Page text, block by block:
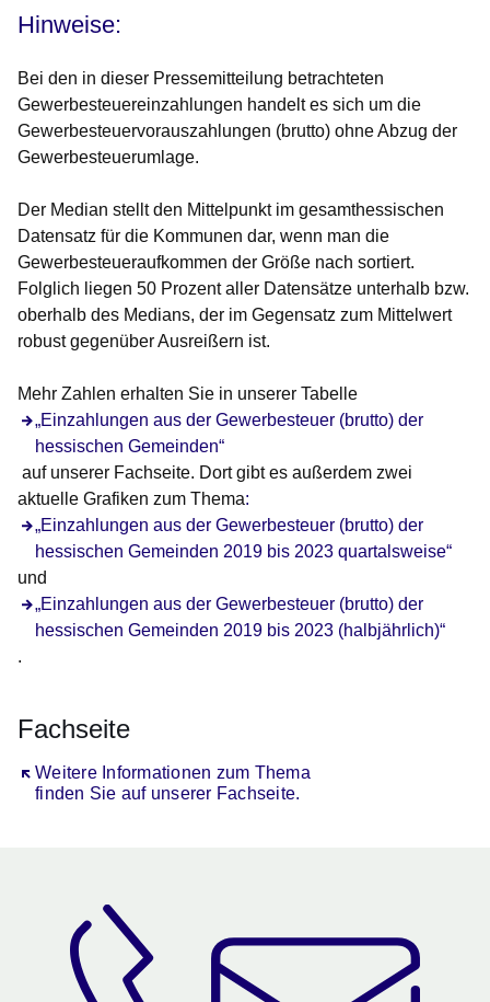
Hinweise:
Bei den in dieser Pressemitteilung betrachteten
Gewerbesteuereinzahlungen handelt es sich um die
Gewerbesteuervorauszahlungen (brutto) ohne Abzug der
Gewerbesteuerumlage.
Der Median stellt den Mittelpunkt im gesamthessischen
Datensatz für die Kommunen dar, wenn man die
Gewerbesteueraufkommen der Größe nach sortiert.
Folglich liegen 50 Prozent aller Datensätze unterhalb bzw.
oberhalb des Medians, der im Gegensatz zum Mittelwert
robust gegenüber Ausreißern ist.
Mehr Zahlen erhalten Sie in unserer Tabelle
„Einzahlungen aus der Gewerbesteuer (brutto) der
hessischen Gemeinden“
auf unserer Fachseite. Dort gibt es außerdem zwei
aktuelle Grafiken zum Thema:
„Einzahlungen aus der Gewerbesteuer (brutto) der
hessischen Gemeinden 2019 bis 2023 quartalsweise“
und
„Einzahlungen aus der Gewerbesteuer (brutto) der
hessischen Gemeinden 2019 bis 2023 (halbjährlich)“
.
Fachseite
Weitere Informationen zum Thema
finden Sie auf unserer Fachseite.
Öffnet sich in einem neuen Fenster